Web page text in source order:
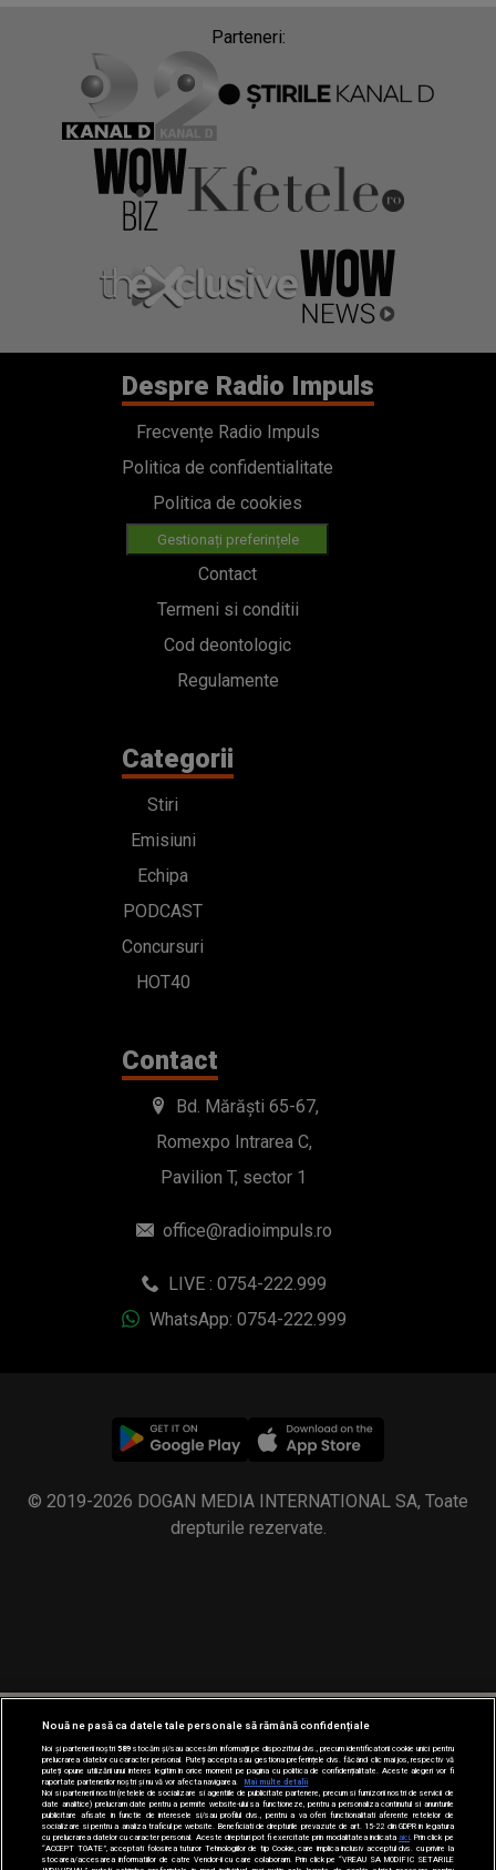
Parteneri:
Despre Radio Impuls
Frecvențe Radio Impuls
Politica de confidentialitate
Politica de cookies
Gestionați preferințele
Contact
Termeni si conditii
Cod deontologic
Regulamente
Categorii
Stiri
Emisiuni
Echipa
PODCAST
Concursuri
HOT40
Contact
Bd. Mărăști 65-67,
Romexpo Intrarea C,
Pavilion T, sector 1
office@radioimpuls.ro
LIVE : 0754-222.999
WhatsApp: 0754-222.999
© 2019-2026 DOGAN MEDIA INTERNATIONAL SA, Toate
drepturile rezervate.
Nouă ne pasă ca datele tale personale să rămână confidențiale
Noi și partenerii noștri589stocăm și/sau accesăm informații pe dispozitivul dvs., precum identificatorii cookie unici pentru
prelucrarea datelor cu caracter personal. Puteți accepta sau gestiona preferințele dvs. făcând clic mai jos, respectiv vă
puteți opune utilizării unui interes legitim în orice moment pe pagina cu politica de confidențialitate. Aceste alegeri vor fi
raportate partenerilor noștri și nu vă vor afecta navigarea.
Mai multe detalii
Noi si partenerii nostri (retelele de socializare si agentiile de publicitate partenere, precum si furnizorii nostri de servicii de
date analitice) prelucram date pentru a permite website-ului sa functioneze, pentru a personaliza continutul si anunturile
publicitare afisate in functie de interesele si/sau profilul dvs., pentru a va oferi functionalitati aferente retelelor de
socializare si pentru a analiza traficul pe website. Beneficiati de drepturile prevazute de art. 15-22 din GDPR in legatura
cu prelucrarea datelor cu caracter personal. Aceste drepturi pot fi exercitate prin modalitatea indicataaici . Prin click pe
“ACCEPT TOATE”, acceptati folosirea tuturor Tehnologiilor de tip Cookie, care implica inclusiv acceptul dvs. cu privire la
stocarea/accesarea informatiilor de catre Vendor-ii cu care colaboram. Prin click pe “VREAU SA MODIFIC SETARILE